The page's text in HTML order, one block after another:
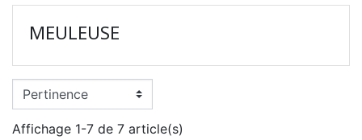
MEULEUSE
Affichage 1-7 de 7 article(s)